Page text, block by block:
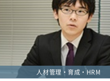
人材管理・育成・HRM